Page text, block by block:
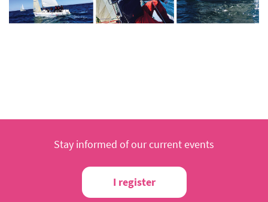
Stay informed of our current events
I register